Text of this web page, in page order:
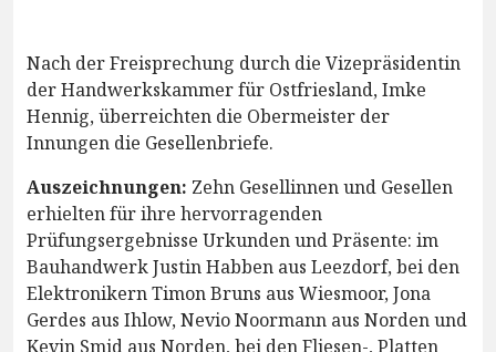
Nach der Freisprechung durch die Vizepräsidentin
der Handwerkskammer für Ostfriesland, Imke
Hennig, überreichten die Obermeister der
Innungen die Gesellenbriefe.
Auszeichnungen: Zehn Gesellinnen und Gesellen
erhielten für ihre hervorragenden
Prüfungsergebnisse Urkunden und Präsente: im
Bauhandwerk Justin Habben aus Leezdorf, bei den
Elektronikern Timon Bruns aus Wiesmoor, Jona
Gerdes aus Ihlow, Nevio Noormann aus Norden und
Kevin Smid aus Norden, bei den Fliesen-, Platten